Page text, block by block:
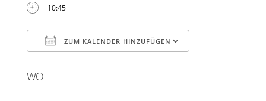
10:45
ZUM KALENDER HINZUFÜGEN
WO